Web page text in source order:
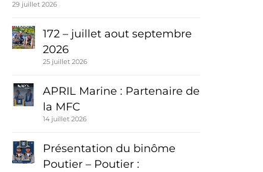
29 juillet 2026
172 – juillet aout septembre
2026
25 juillet 2026
APRIL Marine : Partenaire de
la MFC
14 juillet 2026
Présentation du binôme
Poutier – Poutier :